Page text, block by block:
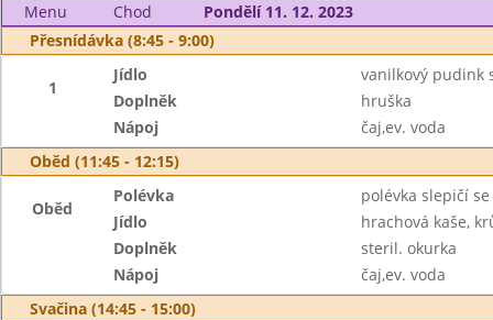
Menu Chod
Pondělí 11. 12. 2023
Přesnídávka (8:45 - 9:00)
1
Jídlo
vanilkový pudink
Doplněk
hruška
Nápoj
čaj,ev. voda
Oběd (11:45 - 12:15)
Oběd
Polévka
polévka slepičí
Jídlo
hrachová kaše,
Doplněk
steril. okurka
Nápoj
čaj,ev. voda
Svačina (14:45 - 15:00)